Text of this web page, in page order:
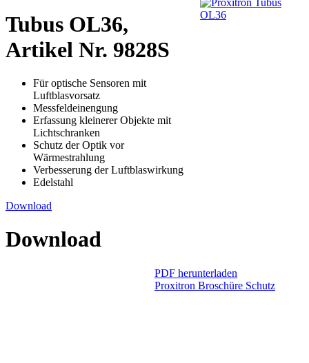
Tubus OL36,
Artikel Nr. 9828S
Für optische Sensoren mit
Luftblasvorsatz
Messfeldeinengung
Erfassung kleinerer Objekte mit
Lichtschranken
Schutz der Optik vor
Wärmestrahlung
Verbesserung der Luftblaswirkung
Edelstahl
Download
Download
PDF herunterladen
Proxitron Broschüre Schutz